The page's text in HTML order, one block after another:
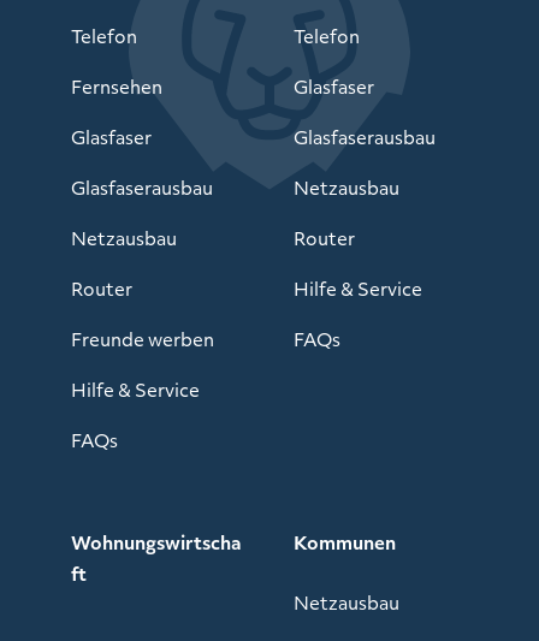
Telefon
Fernsehen
Glasfaser
Glasfaserausbau
Netzausbau
Router
Freunde werben
Hilfe & Service
FAQs
Telefon
Glasfaser
Glasfaserausbau
Netzausbau
Router
Hilfe & Service
FAQs
Wohnungswirtscha
ft
Kommunen
Netzausbau